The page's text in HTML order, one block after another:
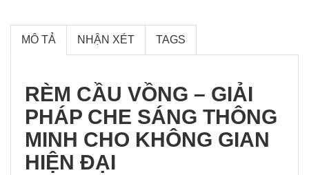
MÔ TẢ NHẬN XÉT TAGS
RÈM CẦU VỒNG – GIẢI
PHÁP CHE SÁNG THÔNG
MINH CHO KHÔNG GIAN
HIỆN ĐẠI